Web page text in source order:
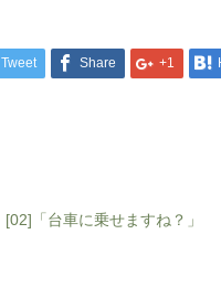
Tweet Share +1
[02]「台車に乗せますね？」